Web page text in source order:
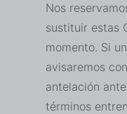
Nos
sustituir estas
momento. Si
avisaremos
antelación
términos